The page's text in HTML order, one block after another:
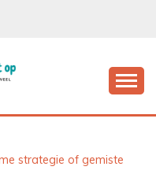
strategie of gemiste